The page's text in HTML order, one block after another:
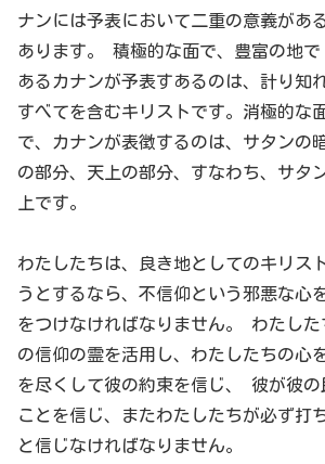
ナンには予表において二重の意義があ
あります。 積極的な面で、豊富の地で
あるカナンが予表すあるのは、計り知
すべてを含むキリストです。消極的な
で、カナンが表徴するのは、サタンの
の部分、天上の部分、すなわち、サタ
上です。
わたしたちは、良き地としてのキリス
うとするなら、不信仰という邪悪な心
をつけなければなりません。 わたした
の信仰の霊を活用し、わたしたちの心
を尽くして彼の約束を信じ、 彼が彼の
ことを信じ、またわたしたちが必ず打
と信じなければなりません。